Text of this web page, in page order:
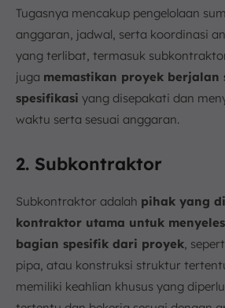
Tugasnya mencakup pengelolaan
anggaran, jadwal, serta koordinasi
yang terlibat, termasuk
juga memastikan proyek berjalan
spesifikasi yang disepakati dan
waktu serta sesuai anggaran.
2. Subkontraktor
Subkontraktor adalah pihak yang
kontraktor utama untuk
bagian spesifik dari proyek,
pipa, atau konstruksi struktur
memiliki keahlian khusus yang